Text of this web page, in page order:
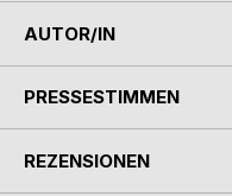
AUTOR/IN
PRESSESTIMMEN
REZENSIONEN